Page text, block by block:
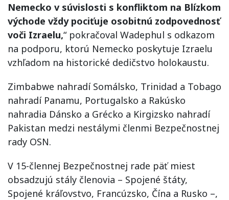
Nemecko v súvislosti s konfliktom na Blízkom
východe vždy pociťuje osobitnú zodpovednosť
voči Izraelu,“ pokračoval Wadephul s odkazom
na podporu, ktorú Nemecko poskytuje Izraelu
vzhľadom na historické dedičstvo holokaustu.
Zimbabwe nahradí Somálsko, Trinidad a Tobago
nahradí Panamu, Portugalsko a Rakúsko
nahradia Dánsko a Grécko a Kirgizsko nahradí
Pakistan medzi nestálymi členmi Bezpečnostnej
rady OSN.
V 15-člennej Bezpečnostnej rade päť miest
obsadzujú stály členovia – Spojené štáty,
Spojené kráľovstvo, Francúzsko, Čína a Rusko –,